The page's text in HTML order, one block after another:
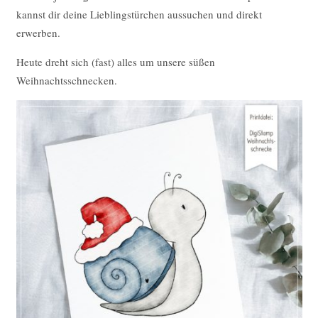
kannst dir deine Lieblingstürchen aussuchen und direkt
erwerben.
Heute dreht sich (fast) alles um unsere süßen
Weihnachtsschnecken.